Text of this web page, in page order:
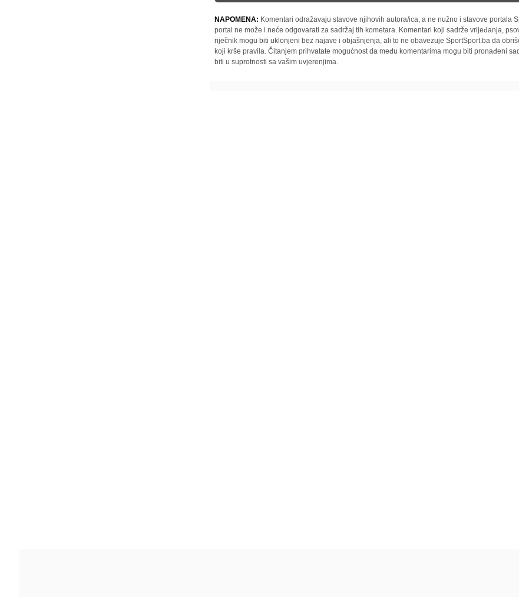
NAPOMENA: Komentari odražavaju stavove njihovih autora/ica, a ne nužno i stavove portala
portal ne može i neće odgovarati za sadržaj tih kometara. Komentari koji sadrže vrijeđanja,
riječnik mogu biti uklonjeni bez najave i objašnjenja, ali to ne obavezuje SportSport.ba da
koji krše pravila. Čitanjem prihvatate mogućnost da među komentarima mogu biti pronađeni
biti u suprotnosti sa vašim uvjerenjima.